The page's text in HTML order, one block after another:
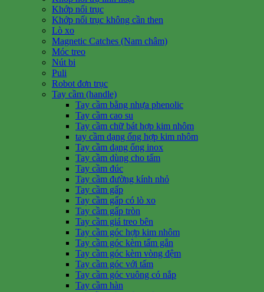
Khớp nối trục
Khớp nối trục không cần then
Lò xo
Magnetic Catches (Nam châm)
Móc treo
Nút bi
Puli
Robot đơn trục
Tay cầm (handle)
Tay cầm bằng nhựa phenolic
Tay cầm cao su
Tay cầm chữ bát hợp kim nhôm
tay cầm dạng ống hợp kim nhôm
Tay cầm dạng ống inox
Tay cầm dùng cho tấm
Tay cầm đúc
Tay cầm đường kính nhỏ
Tay cầm gấp
Tay cầm gấp có lò xo
Tay cầm gấp tròn
Tay cầm giá treo bên
Tay cầm góc hợp kim nhôm
Tay cầm góc kèm tấm gắn
Tay cầm góc kèm vòng đệm
Tay cầm góc với tấm
Tay cầm góc vuông có nắp
Tay cầm hàn